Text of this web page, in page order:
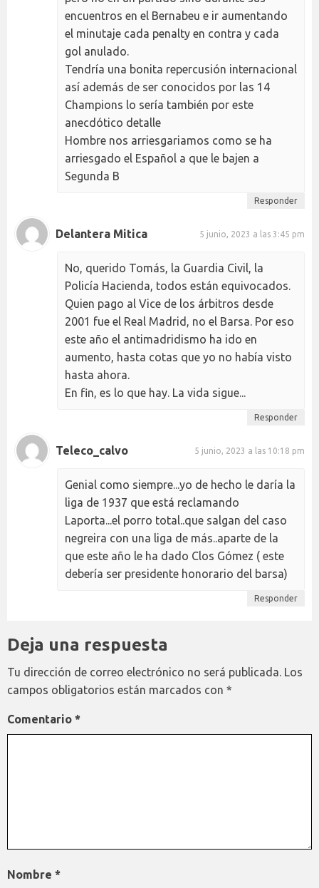
encuentros en el Bernabeu e ir aumentando
el minutaje cada penalty en contra y cada
gol anulado.
Tendría una bonita repercusión internacional
así además de ser conocidos por las 14
Champions lo sería también por este
anecdótico detalle
Hombre nos arriesgariamos como se ha
arriesgado el Español a que le bajen a
Segunda B
Responder
Delantera Mitica 5 junio, 2023 a las 3:45 pm
No, querido Tomás, la Guardia Civil, la
Policía Hacienda, todos están equivocados.
Quien pago al Vice de los árbitros desde
2001 fue el Real Madrid, no el Barsa. Por eso
este año el antimadridismo ha ido en
aumento, hasta cotas que yo no había visto
hasta ahora.
En fin, es lo que hay. La vida sigue...
Responder
Teleco_calvo 5 junio, 2023 a las 10:18 pm
Genial como siempre...yo de hecho le daría la
liga de 1937 que está reclamando
Laporta...el porro total..que salgan del caso
negreira con una liga de más..aparte de la
que este año le ha dado Clos Gómez ( este
debería ser presidente honorario del barsa)
Responder
Deja una respuesta
Tu dirección de correo electrónico no será publicada. Los
campos obligatorios están marcados con *
Comentario *
Nombre *